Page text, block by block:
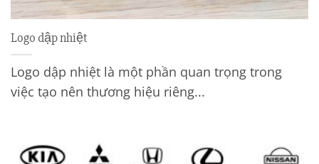
Logo dập nhiệt
Logo dập nhiệt là một phần quan trọng trong
việc tạo nên thương hiệu riêng...